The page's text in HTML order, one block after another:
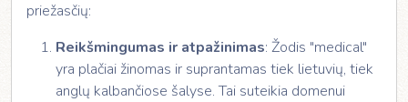
priežasčių:
Reikšmingumas ir atpažinimas: Žodis "medical"
yra plačiai žinomas ir suprantamas tiek lietuvių, tiek
anglų kalbančiose šalyse. Tai suteikia domenui